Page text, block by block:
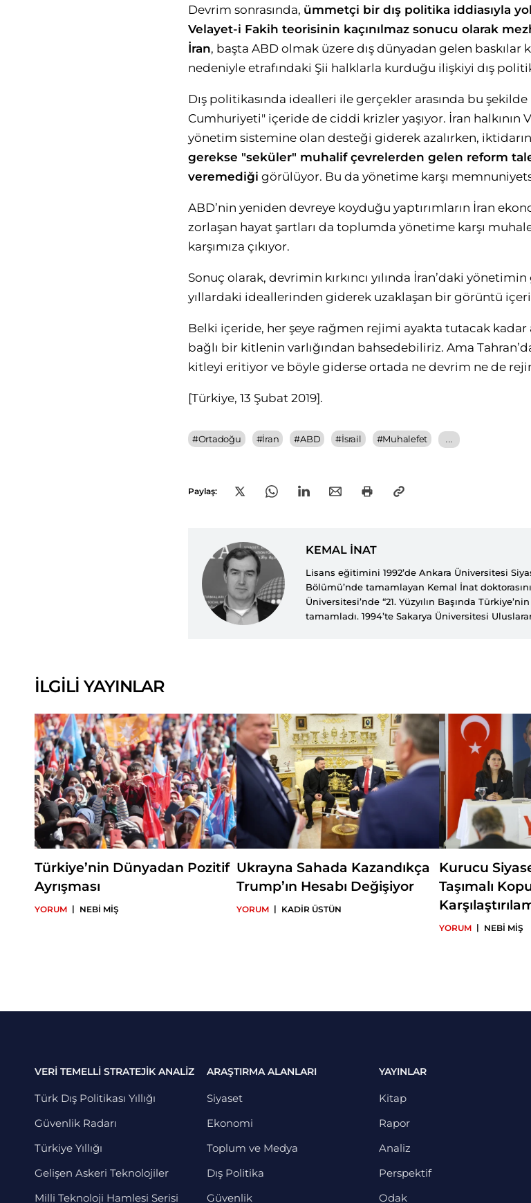
Devrim sonrasında, ümmetçi bir dış politika iddiasıyla
Velayet-i Fakih teorisinin kaçınılmaz sonucu olarak
İran, başta ABD olmak üzere dış dünyadan gelen baskılar
nedeniyle etrafındaki Şii halklarla kurduğu ilişkiyi dış
Dış politikasında idealleri ile gerçekler arasında bu
Cumhuriyeti" içeride de ciddi krizler yaşıyor. İran halkının
yönetim sistemine olan desteği giderek azalırken, iktidarın
gerekse "seküler" muhalif çevrelerden gelen reform
veremediği görülüyor. Bu da yönetime karşı
ABD’nin yeniden devreye koyduğu yaptırımların İran
zorlaşan hayat şartları da toplumda yönetime karşı
karşımıza çıkıyor.
Sonuç olarak, devrimin kırkıncı yılında İran’daki
yıllardaki ideallerinden giderek uzaklaşan bir görüntü
Belki içeride, her şeye rağmen rejimi ayakta tutacak kadar
bağlı bir kitlenin varlığından bahsedebiliriz. Ama
kitleyi eritiyor ve böyle giderse ortada ne devrim ne de
[Türkiye, 13 Şubat 2019].
#Ortadoğu #İran #ABD #İsrail #Muhalefet
Paylaş:
KEMAL İNAT
Lisans eğitimini 1992’de Ankara Üniversitesi
Bölümü’nde tamamlayan Kemal İnat
Üniversitesi’nde “21. Yüzyılın Başında
tamamladı. 1994’te Sakarya Üniversitesi
Wirtschaftsorganisationen gibi çok sayıda
Internationale Politik, Bilgi, Türkiye Ortadoğu
birçok ulusal ve uluslararası hakemli dergide
Üniversitesi Ortadoğu Enstitüsü ve Uluslararası
ve Türk dış politikası alanlarında dersler veren
yapmaktadır.
İLGİLİ YAYINLAR
Türkiye’nin Dünyadan Pozitif
Ayrışması
YORUM | NEBİ MİŞ
Ukrayna Sahada Kazandıkça
Trump’ın Hesabı Değişiyor
YORUM | KADİR ÜSTÜN
Kurucu
Taşımalı
YORUM | NEBİ MİŞ
VERİ TEMELLİ STRATEJİK ANALİZ
Türk Dış Politikası Yıllığı
Güvenlik Radarı
Türkiye Yıllığı
Gelişen Askeri Teknolojiler
Milli Teknoloji Hamlesi Serisi
ARAŞTIRMA ALANLARI
Siyaset
Ekonomi
Toplum ve Medya
Dış Politika
Güvenlik
YAYINLAR
Kitap
Rapor
Analiz
Perspektif
Odak